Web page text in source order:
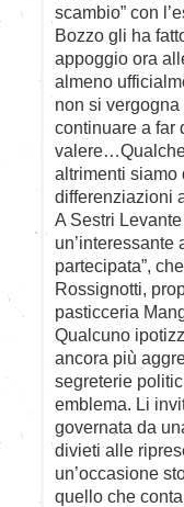
scambio” con
Bozzo gli ha
appoggio ora
almeno
non si
continuare a far
valere…Qualche
altrimenti siamo
differenziazioni
A Sestri
partecipata”,
Rossignotti,
pasticceria
Qualcuno
ancora più
segreterie
emblema. Li
governata da
divieti alle
un’occasione
quello che